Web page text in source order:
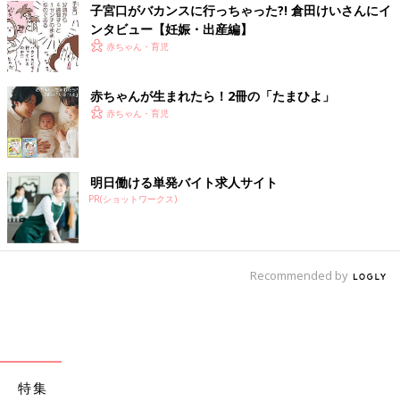
子宮口がバカンスに行っちゃった?! 倉田けいさんにイ
ンタビュー【妊娠・出産編】
赤ちゃん・育児
赤ちゃんが生まれたら！2冊の「たまひよ」
赤ちゃん・育児
明日働ける単発バイト求人サイト
PR(ショットワークス)
Recommended by
特集